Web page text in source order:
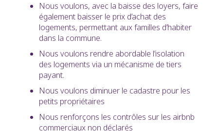
Nous voulons, avec la baisse des loyers, faire
également baisser le prix d’achat des
logements, permettant aux familles d’habiter
dans la commune.
Nous voulons rendre abordable l’isolation
des logements via un mécanisme de tiers
payant.
Nous voulons diminuer le cadastre pour les
petits propriétaires
Nous renforçons les contrôles sur les airbnb
commerciaux non déclarés